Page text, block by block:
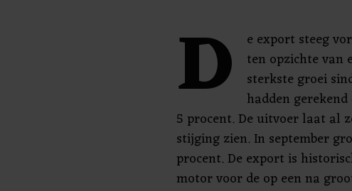
D
e export steeg
ten opzichte van
sterkste groei
hadden
5 procent. De uitvoer laat al
stijging zien. In september
procent. De export is
motor voor de op een na